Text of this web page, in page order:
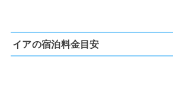
イアの宿泊料金目安